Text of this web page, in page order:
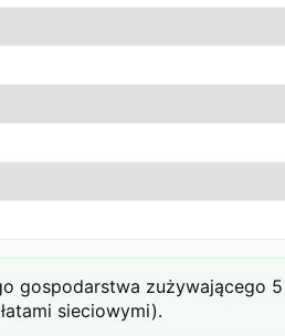
gospodarstwa zużywającego
sieciowymi).